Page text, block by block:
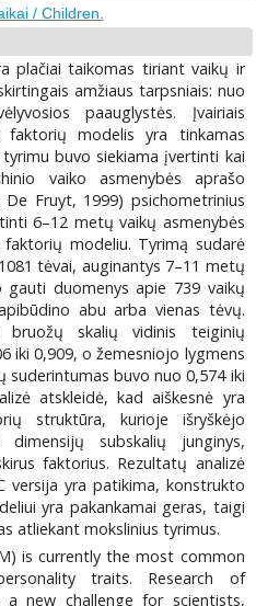
/ Children.
plačiai taikomas tiriant vaikų ir
amžiaus tarpsniais: nuo
paauglystės. Įvairiais
modelis yra tinkamas
buvo siekiama įvertinti kai
vaiko asmenybės aprašo
Fruyt, 1999) psichometrinius
6–12 metų vaikų asmenybės
modeliu. Tyrimą sudarė
tėvai, auginantys 7–11 metų
duomenys apie 739 vaikų
abu arba vienas tėvų.
bruožų skalių vidinis teiginių
iki 0,909, o žemesniojo lygmens
suderintumas buvo nuo 0,574 iki
atskleidė, kad aiškesnė yra
struktūra, kurioje išryškėjo
subskalių junginys,
faktorius. Rezultatų analizė
versija yra patikima, konstrukto
yra pakankamai geras, taigi
atliekant mokslinius tyrimus.
is currently the most common
traits. Research of
a new challenge for scientists,